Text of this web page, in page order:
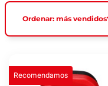
Ordenar: más vendidos
Recomendamos